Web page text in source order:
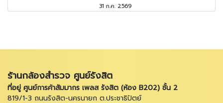
31 ก.ค. 2569
ร้านกล้องสำรวจ ศูนย์รังสิต
ที่อยู่ ศูนย์การค้าสัมมากร เพลส รังสิต (ห้อง B202) ชั้น 2
819/1-3 ถนนรังสิต-นครนายก ต.ประชาธิปัตย์